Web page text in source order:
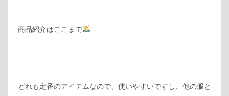
商品紹介はここまで‍
どれも定番のアイテムなので、使いやすいですし、他の服と